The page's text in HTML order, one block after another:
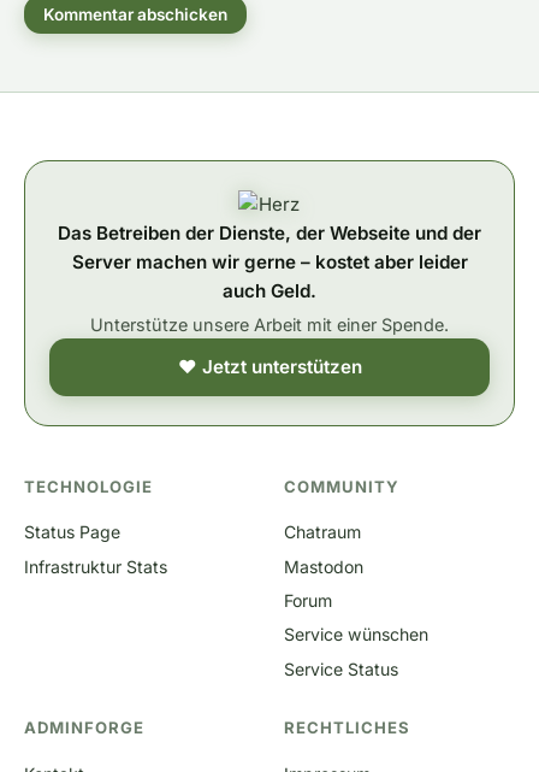
Kommentar abschicken
Das Betreiben der Dienste, der Webseite und der
Server machen wir gerne – kostet aber leider
auch Geld.
Unterstütze unsere Arbeit mit einer Spende.
❤ Jetzt unterstützen
TECHNOLOGIE
Status Page
Infrastruktur Stats
COMMUNITY
Chatraum
Mastodon
Forum
Service wünschen
Service Status
ADMINFORGE RECHTLICHES